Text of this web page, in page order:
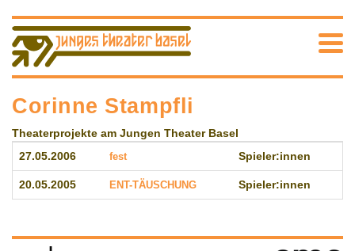
Corinne Stampfli
Theaterprojekte am Jungen Theater Basel
27.05.2006 fest Spieler:innen
20.05.2005 ENT-TÄUSCHUNG Spieler:innen